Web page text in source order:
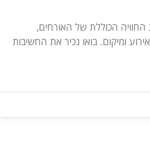
החוויה הכוללת של האורחים,
ומיקום. בואו נכיר את החשיבות